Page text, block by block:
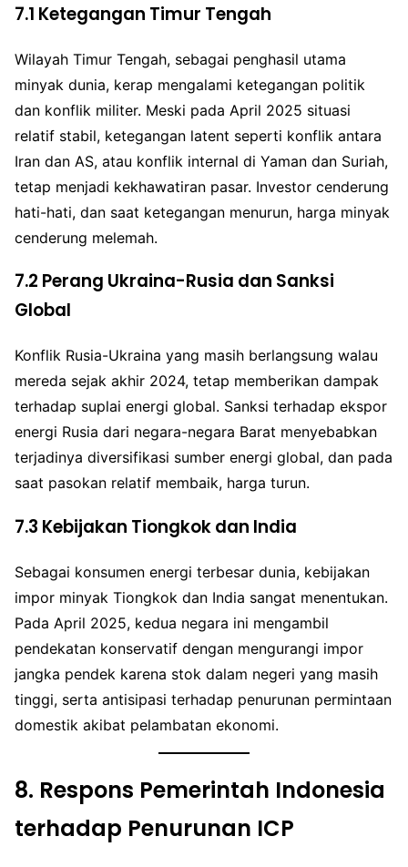
7.1 Ketegangan Timur Tengah
Wilayah Timur Tengah, sebagai penghasil utama
minyak dunia, kerap mengalami ketegangan politik
dan konflik militer. Meski pada April 2025 situasi
relatif stabil, ketegangan latent seperti konflik antara
Iran dan AS, atau konflik internal di Yaman dan Suriah,
tetap menjadi kekhawatiran pasar. Investor cenderung
hati-hati, dan saat ketegangan menurun, harga minyak
cenderung melemah.
7.2 Perang Ukraina-Rusia dan Sanksi
Global
Konflik Rusia-Ukraina yang masih berlangsung walau
mereda sejak akhir 2024, tetap memberikan dampak
terhadap suplai energi global. Sanksi terhadap ekspor
energi Rusia dari negara-negara Barat menyebabkan
terjadinya diversifikasi sumber energi global, dan pada
saat pasokan relatif membaik, harga turun.
7.3 Kebijakan Tiongkok dan India
Sebagai konsumen energi terbesar dunia, kebijakan
impor minyak Tiongkok dan India sangat menentukan.
Pada April 2025, kedua negara ini mengambil
pendekatan konservatif dengan mengurangi impor
jangka pendek karena stok dalam negeri yang masih
tinggi, serta antisipasi terhadap penurunan permintaan
domestik akibat pelambatan ekonomi.
8. Respons Pemerintah Indonesia
terhadap Penurunan ICP